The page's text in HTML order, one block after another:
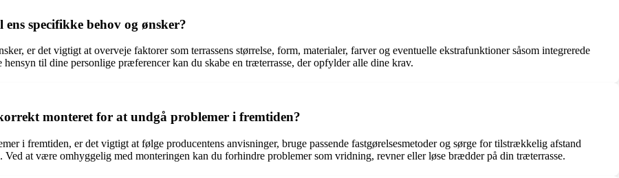
specifikke behov og ønsker?
er det vigtigt at overveje faktorer som terrassens størrelse, form, materialer, farver og eventuelle ekstrafunktioner såsom integrerede
til dine personlige præferencer kan du skabe en træterrasse, der opfylder alle dine krav.
monteret for at undgå problemer i fremtiden?
i fremtiden, er det vigtigt at følge producentens anvisninger, bruge passende fastgørelsesmetoder og sørge for tilstrækkelig afstand
at være omhyggelig med monteringen kan du forhindre problemer som vridning, revner eller løse brædder på din træterrasse.